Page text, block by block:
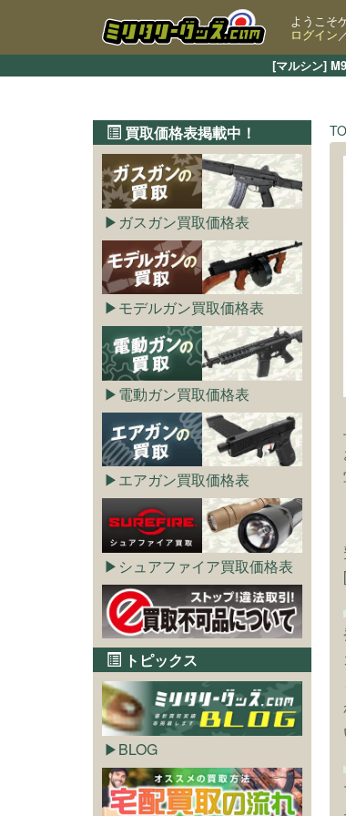
[マルシン]
ようこそ
ログイン
買取価格表掲載中！
ガスガン買取価格表
モデルガン買取価格表
電動ガン買取価格表
エアガン買取価格表
シュアファイア買取価格表
トピックス
BLOG